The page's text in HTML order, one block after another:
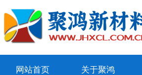
网站首页 关于聚鸿